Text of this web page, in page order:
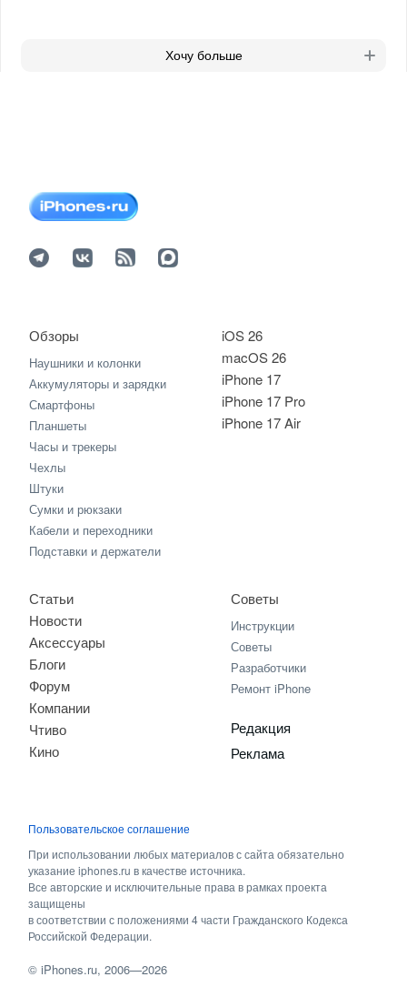
Хочу больше
iOS 26
macOS 26
iPhone 17
iPhone 17 Pro
iPhone 17 Air
Обзоры
Наушники и колонки
Аккумуляторы и зарядки
Смартфоны
Планшеты
Часы и трекеры
Чехлы
Штуки
Сумки и рюкзаки
Кабели и переходники
Подставки и держатели
Статьи
Новости
Аксессуары
Блоги
Форум
Компании
Чтиво
Кино
Советы
Инструкции
Советы
Разработчики
Ремонт iPhone
Редакция
Реклама
Пользовательское соглашение
При использовании любых материалов с сайта обязательно
указание iphones.ru в качестве источника.
Все авторские и исключительные права в рамках проекта
защищены
в соответствии с положениями 4 части Гражданского Кодекса
Российской Федерации.
©iPhones.ru, 2006—2026